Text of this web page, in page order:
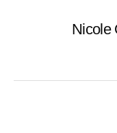
Nicole